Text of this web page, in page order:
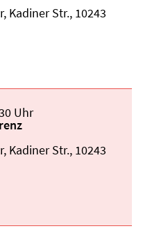
Kadiner Str., 10243
Uhr
Kadiner Str., 10243